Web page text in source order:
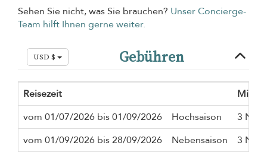
Sehen Sie nicht, was Sie brauchen? Unser Concierge-
Team hilft Ihnen gerne weiter.
USD $ Gebühren
Reisezeit
vom 01/07/2026 bis 01/09/2026
Hochsaison
3
vom 01/09/2026 bis 28/09/2026
Nebensaison
3